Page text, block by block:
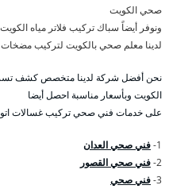
صحي الكويت
ونوفر أيضاً سباك تركيب فلاتر مياه الكويت
لدينا معلم صحي بالكويت لتركيب مضخات
نحن أفضل شركة لدينا متخصص كشف
الكويت وبأسعار مناسبة احصل أيضا
على خدمات فني صحي تركيب غسالات
1- فني صحي العدان
2- فني صحي القصور
3- فني صحي